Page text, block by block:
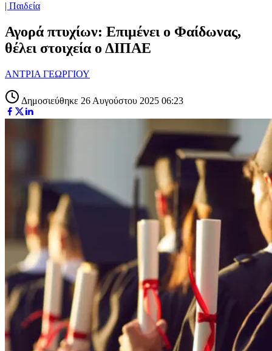
| Παιδεία
Αγορά πτυχίων: Επιμένει ο Φαίδωνας,
θέλει στοιχεία ο ΔΙΠΑΕ
ΑΝΤΡΙΑ ΓΕΩΡΓΙΟΥ
Δημοσιεύθηκε 26 Αυγούστου 2025 06:23